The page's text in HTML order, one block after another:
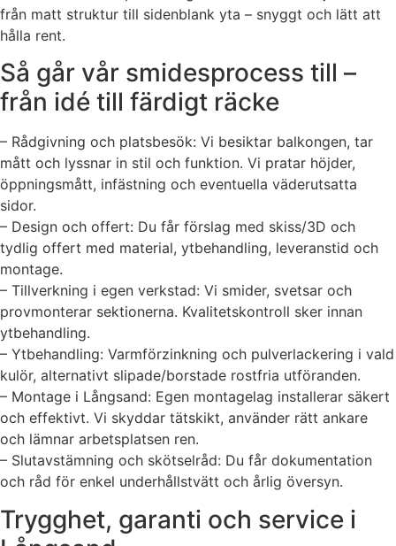
från matt struktur till sidenblank yta – snyggt och lätt att
hålla rent.
Så går vår smidesprocess till –
från idé till färdigt räcke
– Rådgivning och platsbesök: Vi besiktar balkongen, tar
mått och lyssnar in stil och funktion. Vi pratar höjder,
öppningsmått, infästning och eventuella väderutsatta
sidor.
– Design och offert: Du får förslag med skiss/3D och
tydlig offert med material, ytbehandling, leveranstid och
montage.
– Tillverkning i egen verkstad: Vi smider, svetsar och
provmonterar sektionerna. Kvalitetskontroll sker innan
ytbehandling.
– Ytbehandling: Varmförzinkning och pulverlackering i vald
kulör, alternativt slipade/borstade rostfria utföranden.
– Montage i Långsand: Egen montagelag installerar säkert
och effektivt. Vi skyddar tätskikt, använder rätt ankare
och lämnar arbetsplatsen ren.
– Slutavstämning och skötselråd: Du får dokumentation
och råd för enkel underhållstvätt och årlig översyn.
Trygghet, garanti och service i